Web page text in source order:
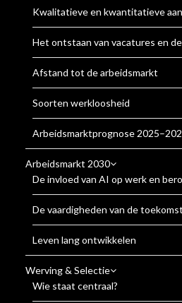
Kwalitatieve en kwantitatieve
Het ontstaan van vacatures en
Afstand tot de arbeidsmarkt
Soorten werkloosheid
Arbeidsmarktprognose
Arbeidsmarkt 2030
De invloed van AI op werk en
De vaardigheden van de toekomst
Leven lang ontwikkelen
Werving & Selectie
Wie staat centraal?